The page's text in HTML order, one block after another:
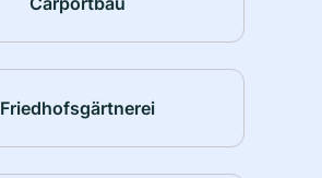
Friedhofsgärtnerei